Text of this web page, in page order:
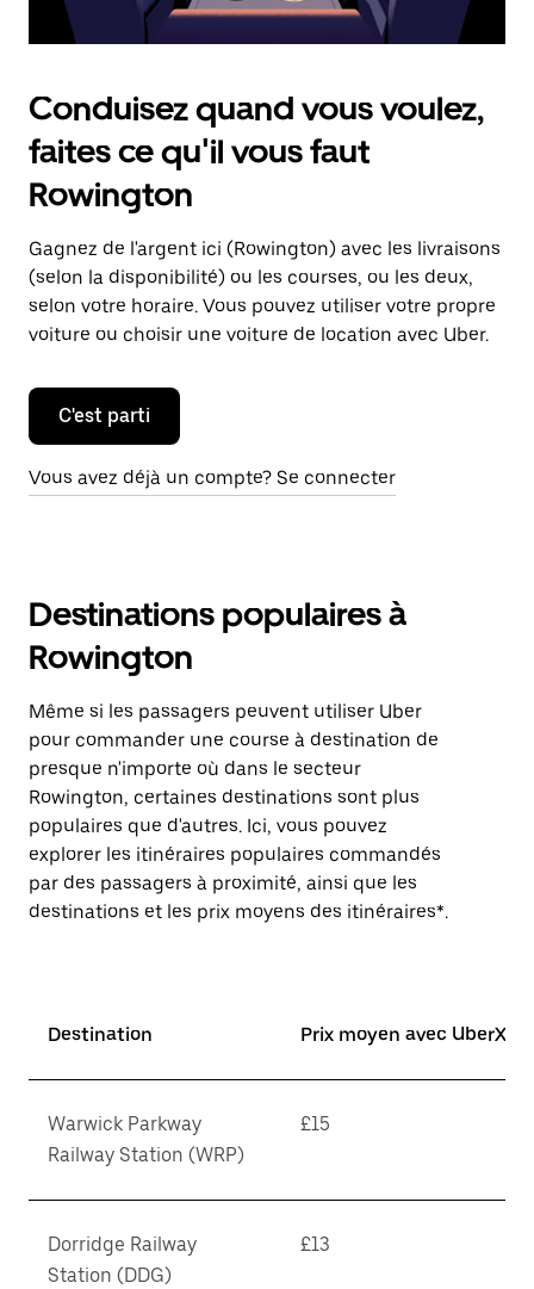
Conduisez quand vous voulez,
faites ce qu'il vous faut
Rowington
Gagnez de l'argent ici (Rowington) avec les livraisons
(selon la disponibilité) ou les courses, ou les deux,
selon votre horaire. Vous pouvez utiliser votre propre
voiture ou choisir une voiture de location avec Uber.
C'est parti
Vous avez déjà un compte? Se connecter
Destinations populaires à
Rowington
Même si les passagers peuvent utiliser Uber
pour commander une course à destination de
presque n'importe où dans le secteur
Rowington, certaines destinations sont plus
populaires que d'autres. Ici, vous pouvez
explorer les itinéraires populaires commandés
par des passagers à proximité, ainsi que les
destinations et les prix moyens des itinéraires*.
Destination Prix moyen avec UberX*
Warwick Parkway
Railway Station (WRP)
£15
Dorridge Railway
Station (DDG)
£13